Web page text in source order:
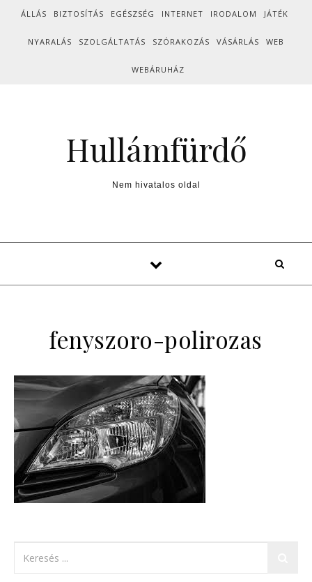
Skip to content
ÁLLÁS BIZTOSÍTÁS EGÉSZSÉG INTERNET IRODALOM JÁTÉK
NYARALÁS SZOLGÁLTATÁS SZÓRAKOZÁS VÁSÁRLÁS WEB
WEBÁRUHÁZ
Hullámfürdő
Nem hivatalos oldal
fenyszoro-polirozas